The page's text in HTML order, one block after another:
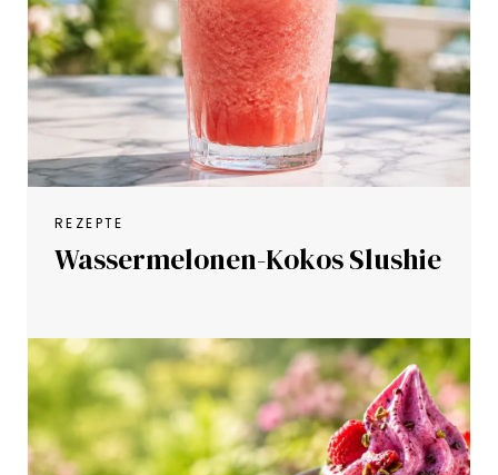
REZEPTE
Wassermelonen-Kokos Slushie